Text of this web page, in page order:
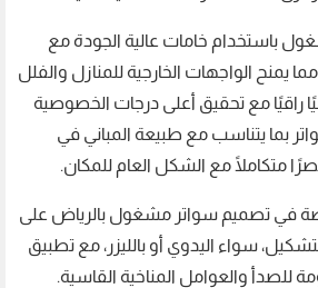
باستخدام خامات عالية الجودة مع
يمنح الواجهات الخارجية للمنازل والفلل
راقيًا مع تحقيق أعلى درجات الخصوصية
بما يتناسب مع طبيعة المباني في
متكاملًا مع الشكل العام للمكان.
في تصميم سواتر مشغول بالرياض على
سواء اليدوي أو بالليزر، مع تطبيق
للصدأ والعوامل المناخية القاسية.